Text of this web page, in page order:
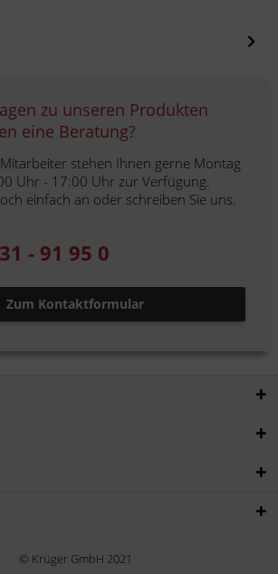
zu unseren Produkten
eine Beratung?
stehen Ihnen gerne Montag
Uhr - 17:00 Uhr zur Verfügung.
einfach an oder schreiben Sie uns.
- 91 95 0
Zum Kontaktformular
© Krüger GmbH 2021